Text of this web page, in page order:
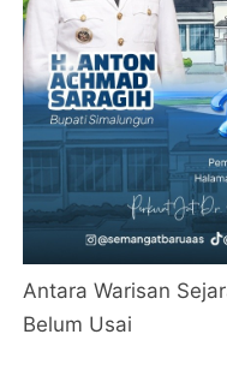
Antara Warisan
Belum Usai